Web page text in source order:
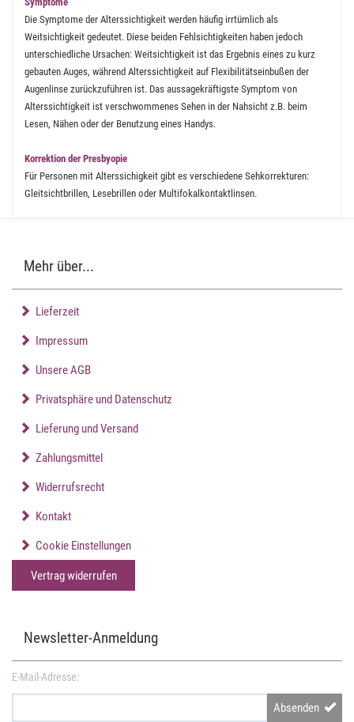
Die Symptome der Alterssichtigkeit werden häufig irrtümlich als
Weitsichtigkeit gedeutet. Diese beiden Fehlsichtigkeiten haben jedoch
unterschiedliche Ursachen: Weitsichtigkeit ist das Ergebnis eines zu kurz
gebauten Auges, während Alterssichtigkeit auf Flexibilitätseinbußen der
Augenlinse zurückzuführen ist. Das aussagekräftigste Symptom von
Alterssichtigkeit ist verschwommenes Sehen in der Nahsicht z.B. beim
Lesen, Nähen oder der Benutzung eines Handys.
Korrektion der Presbyopie
Für Personen mit Alterssichigkeit gibt es verschiedene Sehkorrekturen:
Gleitsichtbrillen, Lesebrillen oder Multifokalkontaktlinsen.
Mehr über...
Lieferzeit
Impressum
Unsere AGB
Privatsphäre und Datenschutz
Lieferung und Versand
Zahlungsmittel
Widerrufsrecht
Kontakt
Cookie Einstellungen
Vertrag widerrufen
Newsletter-Anmeldung
E-Mail-Adresse:
Absenden